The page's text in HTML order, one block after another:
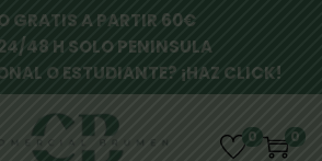
GRATIS A PARTIR 60€
48 H SOLO PENINSULA
O ESTUDIANTE? ¡HAZ CLICK!
0 0